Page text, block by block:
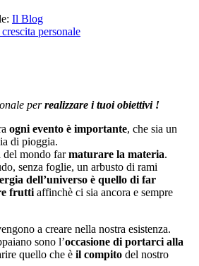
Il Blog
personale
perrealizzare i tuoi obiettivi !
ogni evento è importante, che sia un
di pioggia.
del mondo farmaturare la materia.
senza foglie, un arbusto di rami
dell’universo è quello di far
frutti affinchè ci sia ancora e sempre
a creare nella nostra esistenza.
sono l’occasione di portarci alla
quello che è il compito del nostro